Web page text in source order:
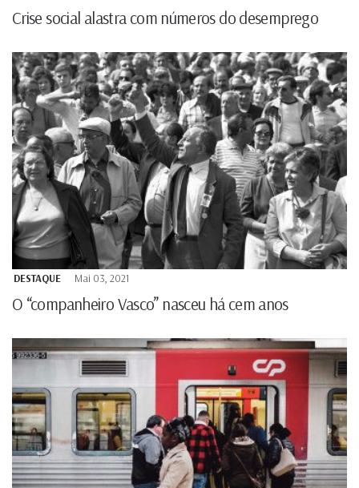
Crise social alastra com números do desemprego
DESTAQUE Mai 03, 2021
O “companheiro Vasco” nasceu há cem anos